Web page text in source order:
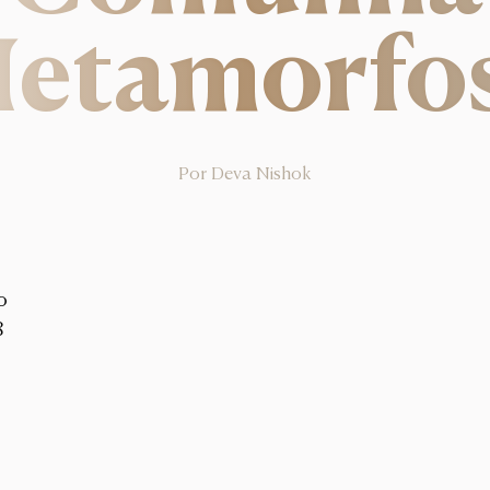
Por Deva Nishok